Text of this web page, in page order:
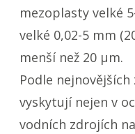
mezoplasty velké
velké 0,02-5 mm
menší než 20 µm.
Podle
vyskytují nejen v
vodních zdrojích